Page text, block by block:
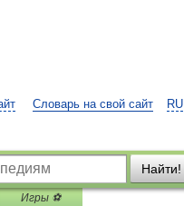
RU
Словарь на свой сайт
Найти!
Игры ⚽